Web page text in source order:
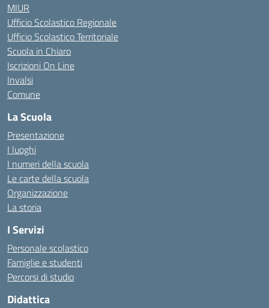
MIUR
Ufficio Scolastico Regionale
Ufficio Scolastico Territoriale
Scuola in Chiaro
Iscrizioni On Line
Invalsi
Comune
La Scuola
Presentazione
I luoghi
I numeri della scuola
Le carte della scuola
Organizzazione
La storia
I Servizi
Personale scolastico
Famiglie e studenti
Percorsi di studio
Didattica